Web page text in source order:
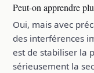
Peut-on apprendre
Oui, mais avec
des interférences
est de stabiliser la
sérieusement la